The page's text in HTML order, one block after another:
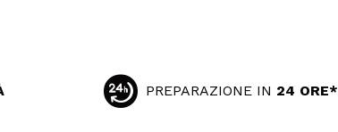
PREPARAZIONE IN 24 ORE*